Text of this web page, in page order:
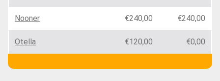
Nooner €240,00 €240,00
Otella €120,00 €0,00